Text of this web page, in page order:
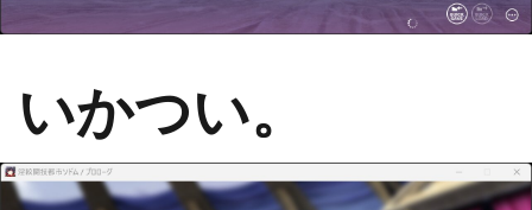
いかつい。